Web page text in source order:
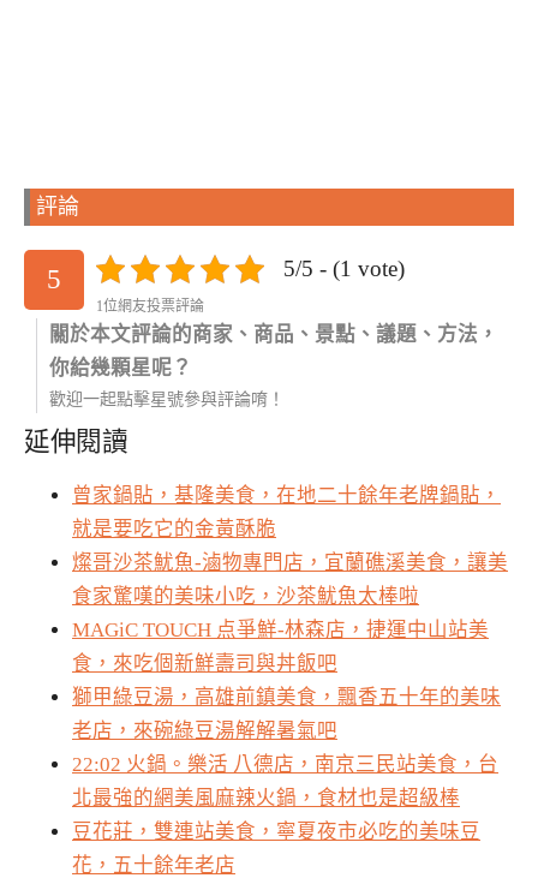
評論
5 5/5 - (1 vote)
1位網友投票評論
關於本文評論的商家、商品、景點、議題、方法，
你給幾顆星呢？
歡迎一起點擊星號參與評論唷！
延伸閱讀
曾家鍋貼，基隆美食，在地二十餘年老牌鍋貼，
就是要吃它的金黃酥脆
燦哥沙茶魷魚-滷物專門店，宜蘭礁溪美食，讓美
食家驚嘆的美味小吃，沙茶魷魚太棒啦
MAGiC TOUCH 点爭鮮-林森店，捷運中山站美
食，來吃個新鮮壽司與丼飯吧
獅甲綠豆湯，高雄前鎮美食，飄香五十年的美味
老店，來碗綠豆湯解解暑氣吧
22:02 火鍋。樂活 八德店，南京三民站美食，台
北最強的網美風麻辣火鍋，食材也是超級棒
豆花莊，雙連站美食，寧夏夜市必吃的美味豆
花，五十餘年老店